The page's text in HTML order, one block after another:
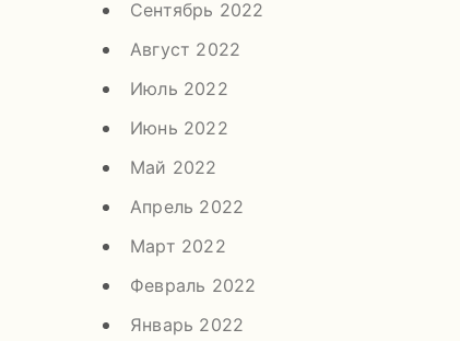
Сентябрь 2022
Август 2022
Июль 2022
Июнь 2022
Май 2022
Апрель 2022
Март 2022
Февраль 2022
Январь 2022